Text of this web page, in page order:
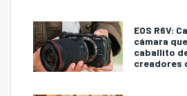
EOS R6V:
cámara
caballito
creadores